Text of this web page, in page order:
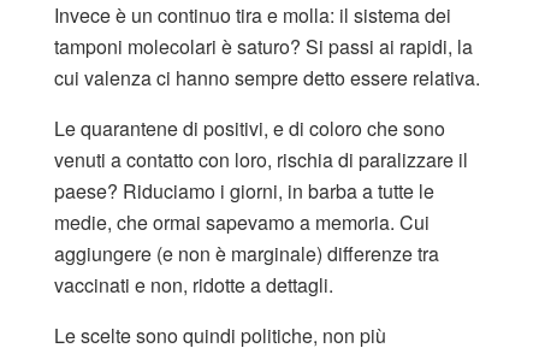
Invece è un continuo tira e molla: il sistema dei
tamponi molecolari è saturo? Si passi ai rapidi, la
cui valenza ci hanno sempre detto essere relativa.
Le quarantene di positivi, e di coloro che sono
venuti a contatto con loro, rischia di paralizzare il
paese? Riduciamo i giorni, in barba a tutte le
medie, che ormai sapevamo a memoria. Cui
aggiungere (e non è marginale) differenze tra
vaccinati e non, ridotte a dettagli.
Le scelte sono quindi politiche, non più